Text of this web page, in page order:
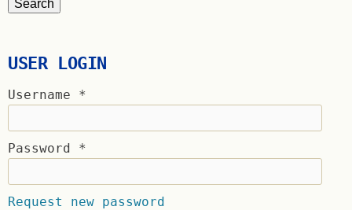
USER LOGIN
Username *
Password *
Request new password